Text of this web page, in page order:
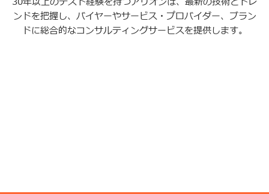
ンドを把握し、バイヤーやサービス・プロバイダー、ブラン
ドに総合的なコンサルティングサービスを提供します。